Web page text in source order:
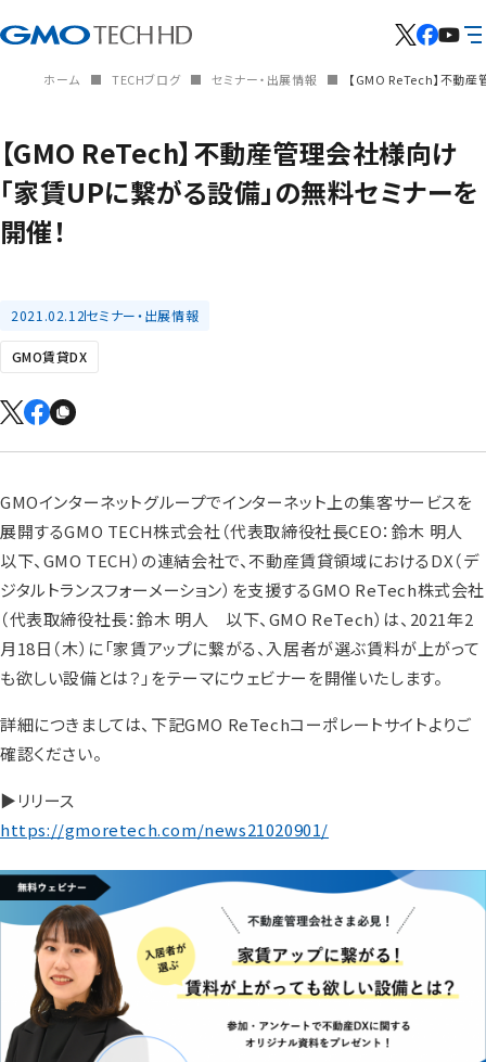
ホーム TECHブログ セミナー・出展情報 【GMO ReTech】不動
【GMO ReTech】不動産管理会社様向け
「家賃UPに繋がる設備」の無料セミナーを
開催！
2021.02.12セミナー・出展情報
GMO賃貸DX
GMOインターネットグループでインターネット上の集客サービスを
展開するGMO TECH株式会社（代表取締役社長CEO：鈴木 明人
以下、GMO TECH）の連結会社で、不動産賃貸領域におけるDX（デ
ジタルトランスフォーメーション）を支援するGMO ReTech株式会社
（代表取締役社長：鈴木 明人 以下、GMO ReTech）は、2021年2
月18日（木）に「家賃アップに繋がる、入居者が選ぶ賃料が上がって
も欲しい設備とは？」をテーマにウェビナーを開催いたします。
詳細につきましては、下記GMO ReTechコーポレートサイトよりご
確認ください。
▶リリース
https://gmoretech.com/news21020901/